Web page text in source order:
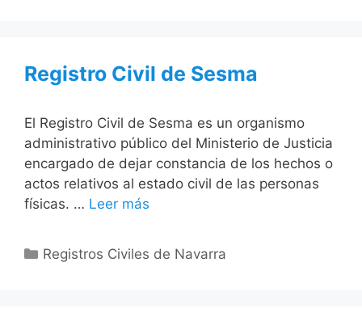
Registro Civil de Sesma
El Registro Civil de Sesma es un organismo
administrativo público del Ministerio de Justicia
encargado de dejar constancia de los hechos o
actos relativos al estado civil de las personas
físicas. … Leer más
Categorías
Registros Civiles de Navarra